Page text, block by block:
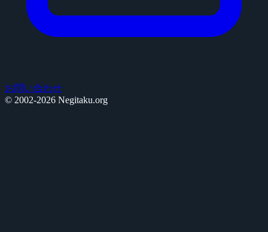
お問い合わせ
© 2002-2026 Negitaku.org